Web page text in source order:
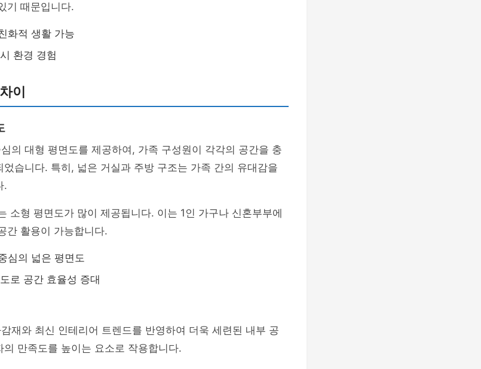
기 때문입니다.
화적 생활 가능
환경 경험
이
의 대형 평면도를 제공하여, 가족 구성원이 각각의 공간을 충
습니다. 특히, 넓은 거실과 주방 구조는 가족 간의 유대감을
.
소형 평면도가 많이 제공됩니다. 이는 1인 가구나 신혼부부에
간 활용이 가능합니다.
심의 넓은 평면도
로 공간 효율성 증대
재와 최신 인테리어 트렌드를 반영하여 더욱 세련된 내부 공
만족도를 높이는 요소로 작용합니다.